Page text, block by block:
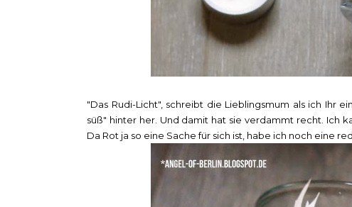
"Das Rudi-Licht", schreibt die Lieblingsmum als ich Ihr
süß" hinter her. Und damit hat sie verdammt recht. Ich
Da Rot ja so eine Sache für sich ist, habe ich noch eine